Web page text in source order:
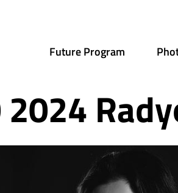
Future Program